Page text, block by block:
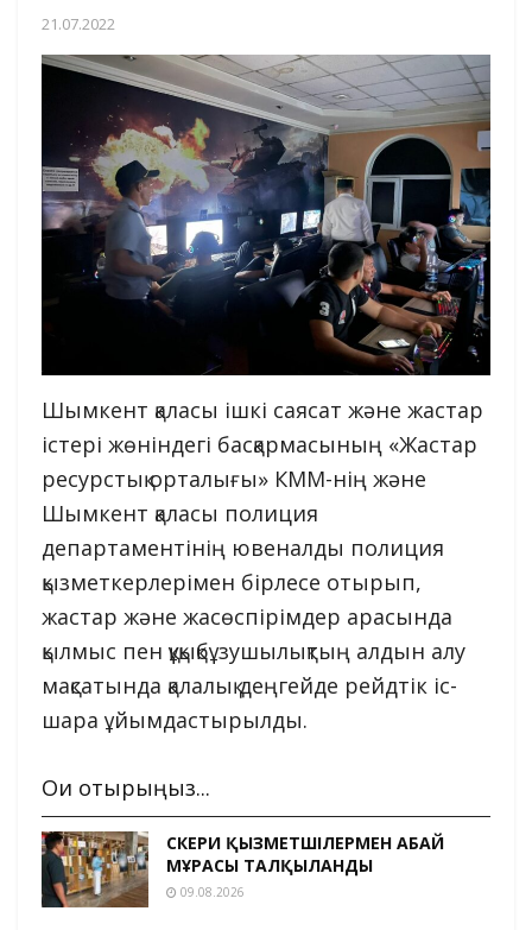
21.07.2022
Шымкент қаласы ішкі саясат және жастар
істері жөніндегі басқармасының «Жастар
ресурстық орталығы» КММ-нің және
Шымкент қаласы полиция
департаментінің ювеналды полиция
қызметкерлерімен бірлесе отырып,
жастар және жасөспірімдер арасында
қылмыс пен құқықбұзушылықтың алдын алу
мақсатында қалалық деңгейде рейдтік іс-
шара ұйымдастырылды.
Оқи отырыңыз...
ӘСКЕРИ ҚЫЗМЕТШІЛЕРМЕН АБАЙ
МҰРАСЫ ТАЛҚЫЛАНДЫ
09.08.2026